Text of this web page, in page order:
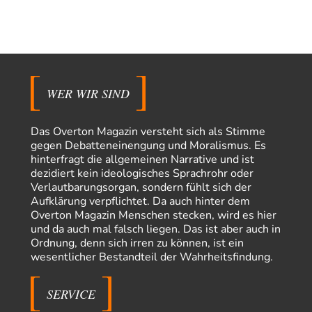
Absurde Debatte um Ceuta-„Invasion“ durch Marokko
vertieft EU-Spaltung
overton4cmvor 13 Stunden zu:
Morgen kommt der Russe, wir müssen alle sterben!
Kurz gesagt: der Autor dieses Kommentars weiß es ganz genau. Er hat die
Deutungshoheit. In…
DIRTY OPERATING SYSTEMvor 15 Stunden zu:
Die Revolution, die nie scheiterte 21
@jjkoeln "Und in der Tat, steiges Problematisieren und die letzten
Winkel analysieren ist nicht hilfreich.…
Der Anschlag auf eine Lebenslüge
@Thomas Danke für den hilfreichen Hinweis ;-) Ob Hamed Abdel-Samad
seine Thesen von Ex-US-Präsident Bush…
WER WIR SIND
Das Overton Magazin versteht sich als Stimme
gegen Debatteneinengung und Moralismus. Es
hinterfragt die allgemeinen Narrative und ist
dezidiert kein ideologisches Sprachrohr oder
Verlautbarungsorgan, sondern fühlt sich der
Aufklärung verpflichtet. Da auch hinter dem
Overton Magazin Menschen stecken, wird es hier
und da auch mal falsch liegen. Das ist aber auch in
Ordnung, denn sich irren zu können, ist ein
wesentlicher Bestandteil der Wahrheitsfindung.
SERVICE